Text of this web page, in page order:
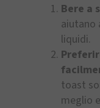
Bere a
aiutano
liquidi.
toast
meglio